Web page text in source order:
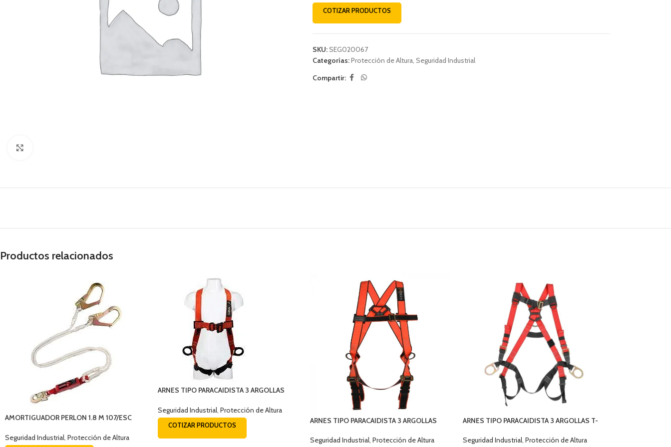
COTIZAR PRODUCTOS
SKU:SEG020067
Categorías:Protección de Altura, Seguridad Industrial
Compartir:
Productos relacionados
AMORTIGUADOR PERLON 1.8 M 107/ESC
Seguridad Industrial Protección de Altura
ARNES TIPO PARACAIDISTA 3 ARGOLLAS
Seguridad Industrial, Protección de Altura
COTIZAR PRODUCTOS
ARNES TIPO PARACAIDISTA 3 ARGOLLAS
Seguridad Industrial, Protección de Altura
ARNES TIPO PARACAIDISTA 3 ARGOLLAS T-
Seguridad Industrial, Protección de Altura